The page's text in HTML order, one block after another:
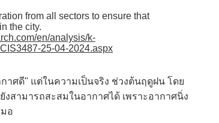
from all sectors to ensure that
the city.
en/analysis/k-
25-04-2024.aspx
าศดี" แต่ในความเป็นจริง ช่วงต้นฤดูฝน โดย
งสามารถสะสมในอากาศได้ เพราะอากาศนิ่ง
อ